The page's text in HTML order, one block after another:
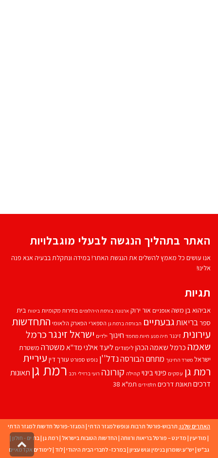
האתר בתהליך הנגשה לבעלי מוגבלויות
אנו עושים כל מאמץ להשלים את הנגשת האתר! במידה ונתקלת בבעיה אנא פנה
אלינו!
תגיות
אביהוא בן משהאופניים אור ירוק ארנונה בורסת היהלומים בחירות מקומיות ביטוח בית
ספרבריאותגבעתיים הבורסה ברמת גן הספארי הפארק הלאומי התחדשות
עירוניתזינגר חיה מנע חיות מחמד חינוך ילדים ישראל זינגרכרמל
שאמה כרמל שאמה הכהן לימודים ליעד אילנימד''אמשטרה משטרת
ישראל משרד החינוך מתחם הבורסהנדל''ן נופש ספורט עורך דין עיריית
רמת גן עסקים פינוי בינוי קהילה קורונה רועי ברזילי רכב רמת גן תאונות
דרכים תאונת דרכים תלמידים תמ"א 38
האתרים שלנו: תרבוש-פורטל תרבות ונופש למגזר הדתי | המגזר-פורטל חדשות למגזר הדתי
| מודיעין | מדינט – פורטל בריאות ורווחה | החדשות הטובות בישראל | רמת גן |בת ים - חולון |
גב"ש | יש''ע:שומרון בנימין וגוש עציון |במרכז- לחברי הבית היהודי |לוד |לימודים אקדמאיים